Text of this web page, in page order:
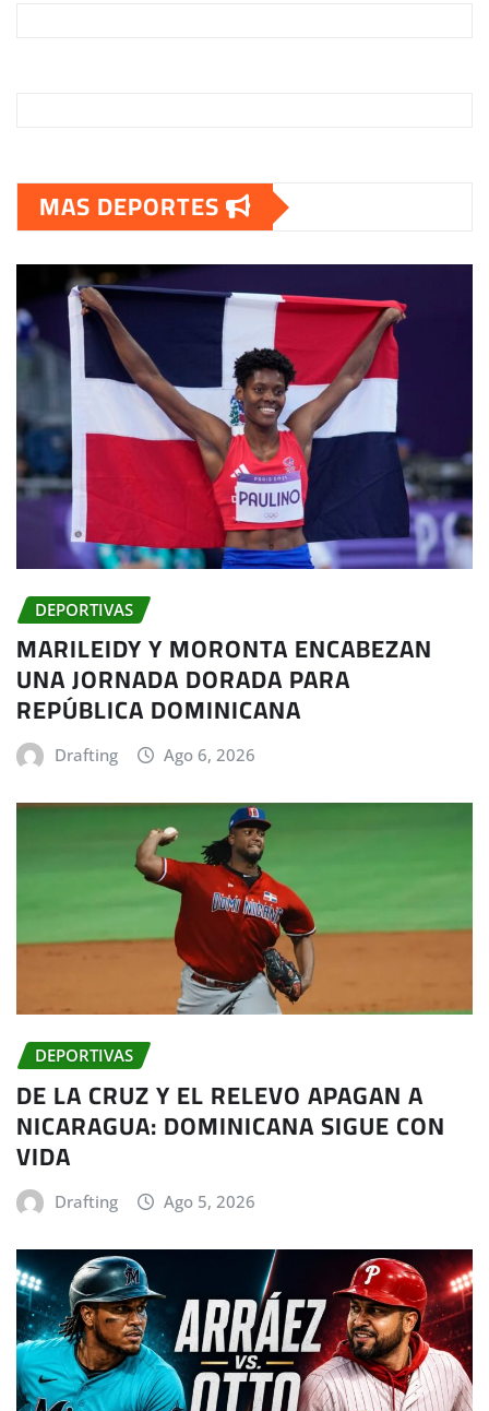
MAS DEPORTES
DEPORTIVAS
MARILEIDY Y MORONTA ENCABEZAN
UNA JORNADA DORADA PARA
REPÚBLICA DOMINICANA
Drafting Ago 6, 2026
DEPORTIVAS
DE LA CRUZ Y EL RELEVO APAGAN A
NICARAGUA: DOMINICANA SIGUE CON
VIDA
Drafting Ago 5, 2026